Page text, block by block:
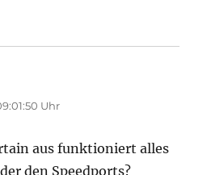
Uhr
aus funktioniert alles
den Speedports?